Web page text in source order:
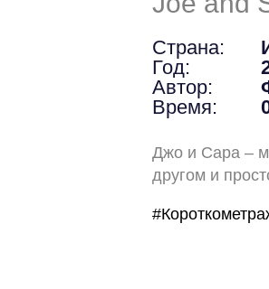
Страна:
Год:
Автор:
Время:
Джо и Сара –
другом и